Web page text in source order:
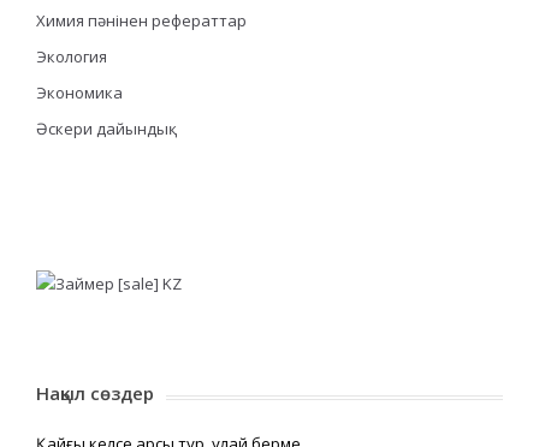
Химия пәнінен рефераттар
Экология
Экономика
Әскери дайындық
Нақыл сөздер